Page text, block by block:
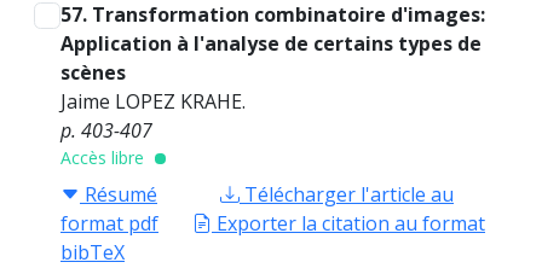
57. Transformation combinatoire d'images:
Application à l'analyse de certains types de
scènes
Jaime LOPEZ KRAHE.
p. 403-407
Accès libre
Résumé
Télécharger l'article au
format pdf
Exporter la citation au format
bibTeX